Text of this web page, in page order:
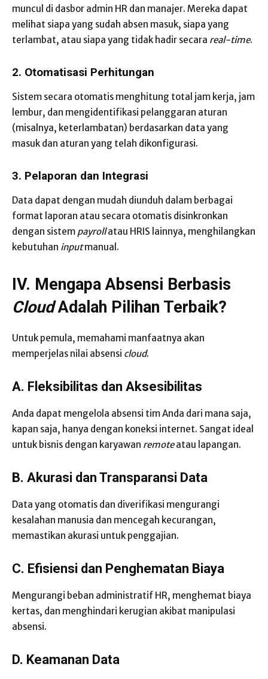
muncul di dasbor admin HR dan manajer. Mereka dapat
melihat siapa yang sudah absen masuk, siapa yang
terlambat, atau siapa yang tidak hadir secara real-time.
2. Otomatisasi Perhitungan
Sistem secara otomatis menghitung total jam kerja, jam
lembur, dan mengidentifikasi pelanggaran aturan
(misalnya, keterlambatan) berdasarkan data yang
masuk dan aturan yang telah dikonfigurasi.
3. Pelaporan dan Integrasi
Data dapat dengan mudah diunduh dalam berbagai
format laporan atau secara otomatis disinkronkan
dengan sistem payrollatau HRIS lainnya, menghilangkan
kebutuhan inputmanual.
IV. Mengapa Absensi Berbasis
CloudAdalah Pilihan Terbaik?
Untuk pemula, memahami manfaatnya akan
memperjelas nilai absensi cloud.
A. Fleksibilitas dan Aksesibilitas
Anda dapat mengelola absensi tim Anda dari mana saja,
kapan saja, hanya dengan koneksi internet. Sangat ideal
untuk bisnis dengan karyawan remoteatau lapangan.
B. Akurasi dan Transparansi Data
Data yang otomatis dan diverifikasi mengurangi
kesalahan manusia dan mencegah kecurangan,
memastikan akurasi untuk penggajian.
C. Efisiensi dan Penghematan Biaya
Mengurangi beban administratif HR, menghemat biaya
kertas, dan menghindari kerugian akibat manipulasi
absensi.
D. Keamanan Data